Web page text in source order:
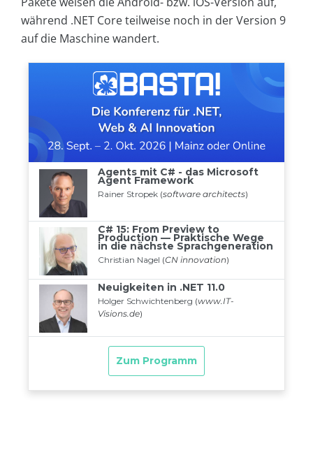
während .NET Core teilweise noch in der Version 9
auf die Maschine wandert.